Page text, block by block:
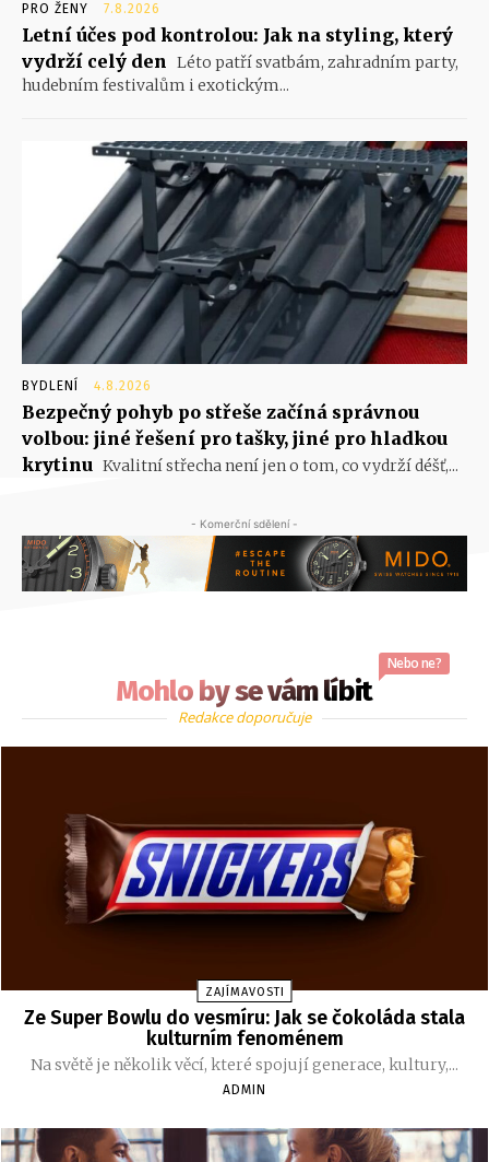
PRO ŽENY 7.8.2026
Letní účes pod kontrolou: Jak na styling, který
vydrží celý den Léto patří svatbám, zahradním party,
hudebním festivalům i exotickým...
BYDLENÍ 4.8.2026
Bezpečný pohyb po střeše začíná správnou
volbou: jiné řešení pro tašky, jiné pro hladkou
krytinu Kvalitní střecha není jen o tom, co vydrží déšť,...
- Komerční sdělení -
Mohlo by se vám líbit
Nebo ne?
Redakce doporučuje
ZAJÍMAVOSTI
Ze Super Bowlu do vesmíru: Jak se čokoláda stala
kulturním fenoménem
Na světě je několik věcí, které spojují generace, kultury,...
ADMIN